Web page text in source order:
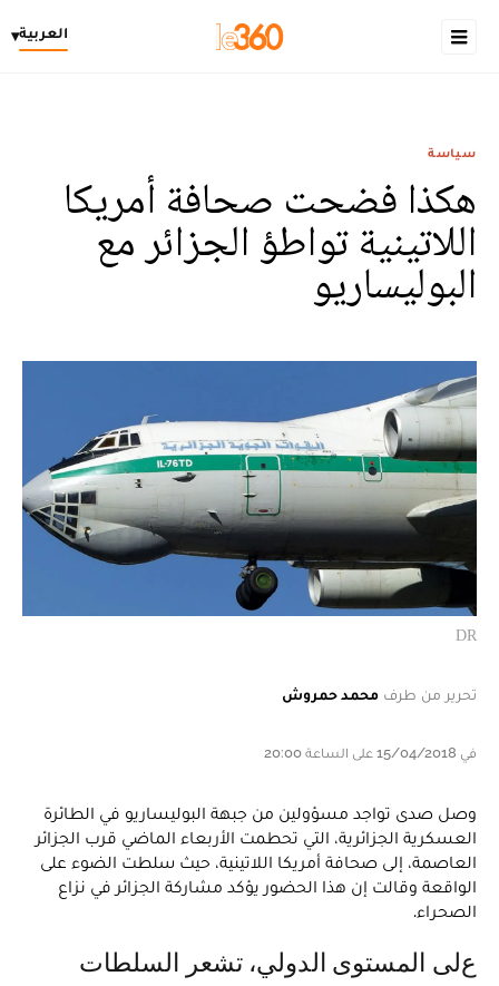
العربية▾
سياسة
هكذا فضحت صحافة أمريكا
اللاتينية تواطؤ الجزائر مع
البوليساريو
DR
تحرير من طرف محمد حمروش
في 15/04/2018 على الساعة 20:00
وصل صدى تواجد مسؤولين من جبهة البوليساريو في الطائرة
العسكرية الجزائرية، التي تحطمت الأربعاء الماضي قرب الجزائر
العاصمة، إلى صحافة أمريكا اللاتينية، حيث سلطت الضوء على
الواقعة وقالت إن هذا الحضور يؤكد مشاركة الجزائر في نزاع
الصحراء.
على المستوى الدولي، تشعر السلطات